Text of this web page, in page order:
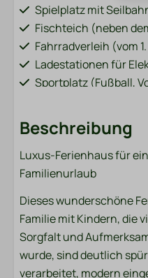
Spielplatz mit
Fischteich (neben
Fahrradverleih (vom
Ladestationen für
Sportplatz (Fußball,
Haustiere
Haustierfrei
Terrasse
Lounge-Set
Esstisch im Freien
Beschreibung
Luxus-Ferienhaus für
Familienurlaub
Dieses wunderschöne
Familie mit Kindern, die
Sorgfalt und
wurde, sind deutlich
verarbeitet, modern